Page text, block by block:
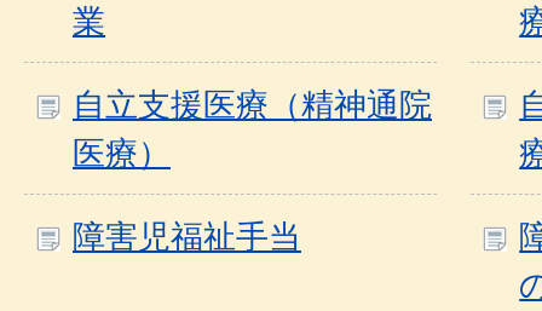
業
自立支援医療（精神通院
医療）
障害児福祉手当